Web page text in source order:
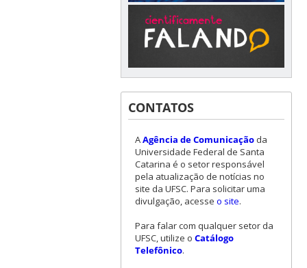
CONTATOS
AAgência de Comunicaçãoda
Universidade Federal de Santa
Catarina é o setor responsável
pela atualização de notícias no
site da UFSC. Para solicitar uma
divulgação, acesse o site.
Para falar com qualquer setor da
UFSC, utilize o Catálogo
Telefônico.